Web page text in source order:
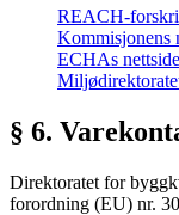
REACH-
Kommisjonens
ECHAs
§ 6.
Direktoratet for
forordning (EU) nr.